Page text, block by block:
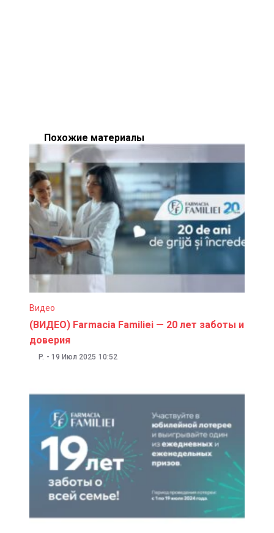
Похожие материалы
Видео
(ВИДЕО) Farmacia Familiei — 20 лет заботы и
доверия
P. - 19 Июл 2025 10:52